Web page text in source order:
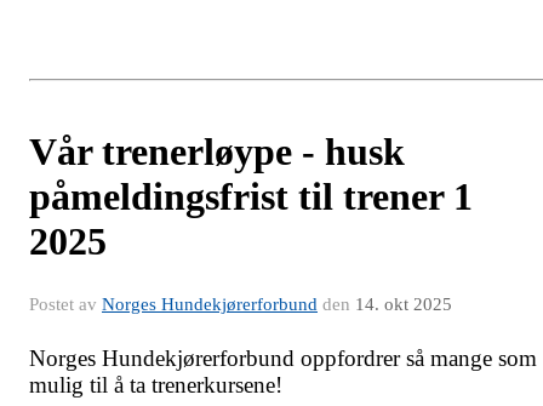
Vår trenerløype - husk
påmeldingsfrist til trener 1
2025
Postet av Norges Hundekjørerforbund den 14. okt 2025
Norges Hundekjørerforbund oppfordrer så mange som
mulig til å ta trenerkursene!